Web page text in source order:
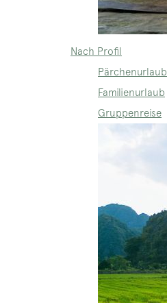
Nach Profil
Pärchenurlaub
Familienurlaub
Gruppenreise